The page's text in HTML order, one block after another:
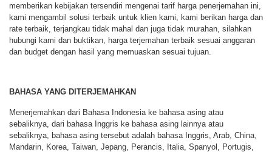
memberikan kebijakan tersendiri mengenai tarif harga penerjemahan ini,
kami mengambil solusi terbaik untuk klien kami, kami berikan harga dan
rate terbaik, terjangkau tidak mahal dan juga tidak murahan, silahkan
hubungi kami dan buktikan, harga terjemahan terbaik sesuai anggaran
dan budget dengan hasil yang memuaskan sesuai tujuan.
BAHASA YANG DITERJEMAHKAN
Menerjemahkan dari Bahasa Indonesia ke bahasa asing atau
sebaliknya, dari bahasa Inggris ke bahasa asing lainnya atau
sebaliknya, bahasa asing tersebut adalah bahasa Inggris, Arab, China,
Mandarin, Korea, Taiwan, Jepang, Perancis, Italia, Spanyol, Portugis,